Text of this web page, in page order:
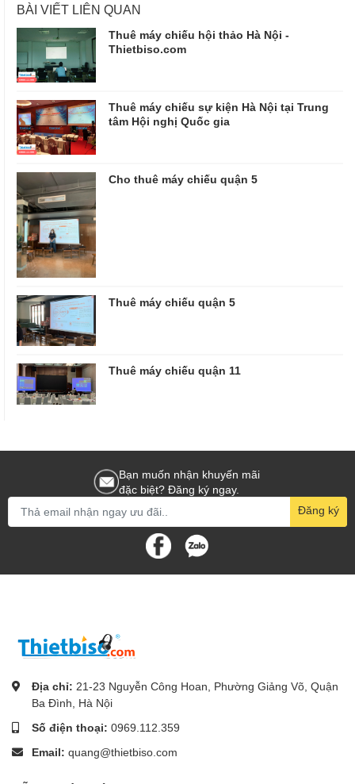
BÀI VIẾT LIÊN QUAN
Thuê máy chiếu hội thảo Hà Nội -
Thietbiso.com
Thuê máy chiếu sự kiện Hà Nội tại Trung
tâm Hội nghị Quốc gia
Cho thuê máy chiếu quận 5
Thuê máy chiếu quận 5
Thuê máy chiếu quận 11
Bạn muốn nhận khuyến mãi
đặc biệt? Đăng ký ngay.
Đăng ký
Địa chỉ: 21-23 Nguyễn Công Hoan, Phường Giảng Võ, Quận
Ba Đình, Hà Nội
Số điện thoại: 0969.112.359
Email: quang@thietbiso.com